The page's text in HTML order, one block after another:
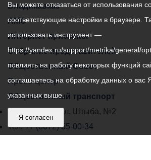
Владикавказ:
Владикавказ
АМС
Интернет приемная
Собрание представителей
Общественный Совет
Пресс-центр
Общественный транспорт
Владикавказ, пл. Штыба, №2
Тел:+7 (8672) 55-00-34
Вы можете отказаться от использования
соответствующие настройки в браузере.
использовать инструмент —
https://yandex.ru/support/metrika/general/
повлиять на работу некоторых функций
соглашаетесь на обработку данных о вас
указанных выше.
Я согласен